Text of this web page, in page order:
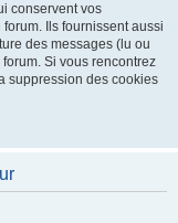
conservent vos
Ils fournissent aussi
des messages (lu ou
Si vous rencontrez
suppression des cookies